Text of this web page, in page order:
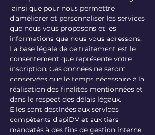
ainsi que pour nous permettre
d’améliorer et personnaliser les services
que nous vous proposons et les
informations que nous vous adressons.
La base légale de ce traitement est le
consentement que représente votre
inscription. Ces données ne seront
conservées que le temps nécessaire à la
réalisation des finalités mentionnées et
dans le respect des délais légaux.
Elles sont destinées aux services
compétents d'apiDV et aux tiers
mandatés à des fins de gestion interne.